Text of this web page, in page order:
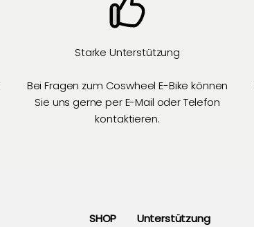
Starke Unterstützung
Bei Fragen zum Coswheel E-Bike können
Sie uns gerne per E-Mail oder Telefon
kontaktieren.
SHOP Unterstützung